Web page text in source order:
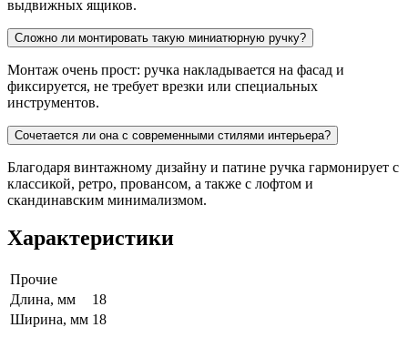
выдвижных ящиков.
Сложно ли монтировать такую миниатюрную ручку?
Монтаж очень прост: ручка накладывается на фасад и
фиксируется, не требует врезки или специальных
инструментов.
Сочетается ли она с современными стилями интерьера?
Благодаря винтажному дизайну и патине ручка гармонирует с
классикой, ретро, провансом, а также с лофтом и
скандинавским минимализмом.
Характеристики
Прочие
Длина, мм
18
Ширина, мм 18